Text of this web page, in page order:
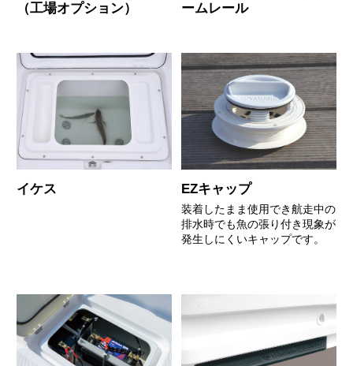
（工場オプション）
ームレール
イケス EZキャップ
装着したまま使用でき航走中の
排水時でも魚の張り付き現象が
発生しにくいキャップです。